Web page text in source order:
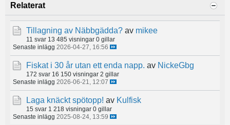
Relaterat
Tillagning av Näbbgädda? av mikee
11 svar 13 485 visningar 0 gillar
Senaste inlägg 2026-04-27, 16:56
Fiskat i 30 år utan ett enda napp. av NickeGbg
172 svar 16 150 visningar 2 gillar
Senaste inlägg 2026-06-21, 12:07
Laga knäckt spötopp! av Kulfisk
15 svar 1 218 visningar 0 gillar
Senaste inlägg 2025-08-24, 13:59